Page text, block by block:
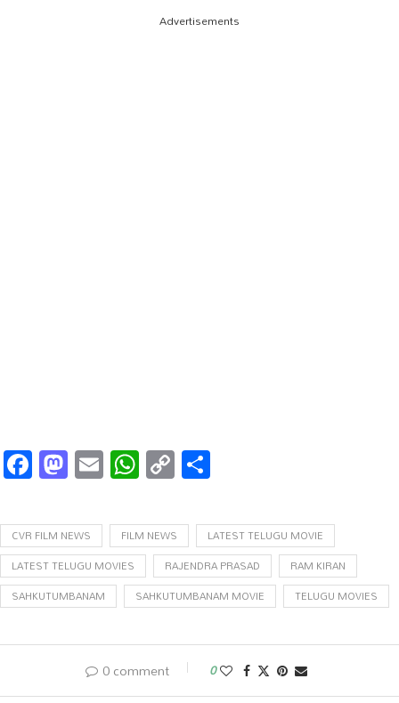
Advertisements
Facebook
Mastodon
EmailWhatsApp
Copy
Link
CVR FILM NEWS FILM NEWS
LATEST TELUGU MOVIE
LATEST TELUGU MOVIES
RAJENDRA PRASAD
RAM KIRAN
SAHKUTUMBANAM
SAHKUTUMBANAM MOVIE TELUGU MOVIES
0 comment 0